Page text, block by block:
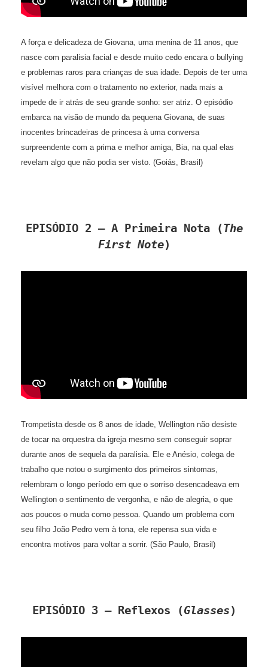
A força e delicadeza de Giovana, uma menina de 11 anos, que
nasce com paralisia facial e desde muito cedo encara o bullying
e problemas raros para crianças de sua idade. Depois de ter uma
visível melhora com o tratamento no exterior, nada mais a
impede de ir atrás de seu grande sonho: ser atriz. O episódio
embarca na visão de mundo da pequena Giovana, de suas
inocentes brincadeiras de princesa à uma conversa
surpreendente com a prima e melhor amiga, Bia, na qual elas
revelam algo que não podia ser visto. (Goiás, Brasil)
EPISÓDIO 2 – A Primeira Nota (The
First Note)
Trompetista desde os 8 anos de idade, Wellington não desiste
de tocar na orquestra da igreja mesmo sem conseguir soprar
durante anos de sequela da paralisia. Ele e Anésio, colega de
trabalho que notou o surgimento dos primeiros sintomas,
relembram o longo período em que o sorriso desencadeava em
Wellington o sentimento de vergonha, e não de alegria, o que
aos poucos o muda como pessoa. Quando um problema com
seu filho João Pedro vem à tona, ele repensa sua vida e
encontra motivos para voltar a sorrir. (São Paulo, Brasil)
EPISÓDIO 3 – Reflexos (Glasses)